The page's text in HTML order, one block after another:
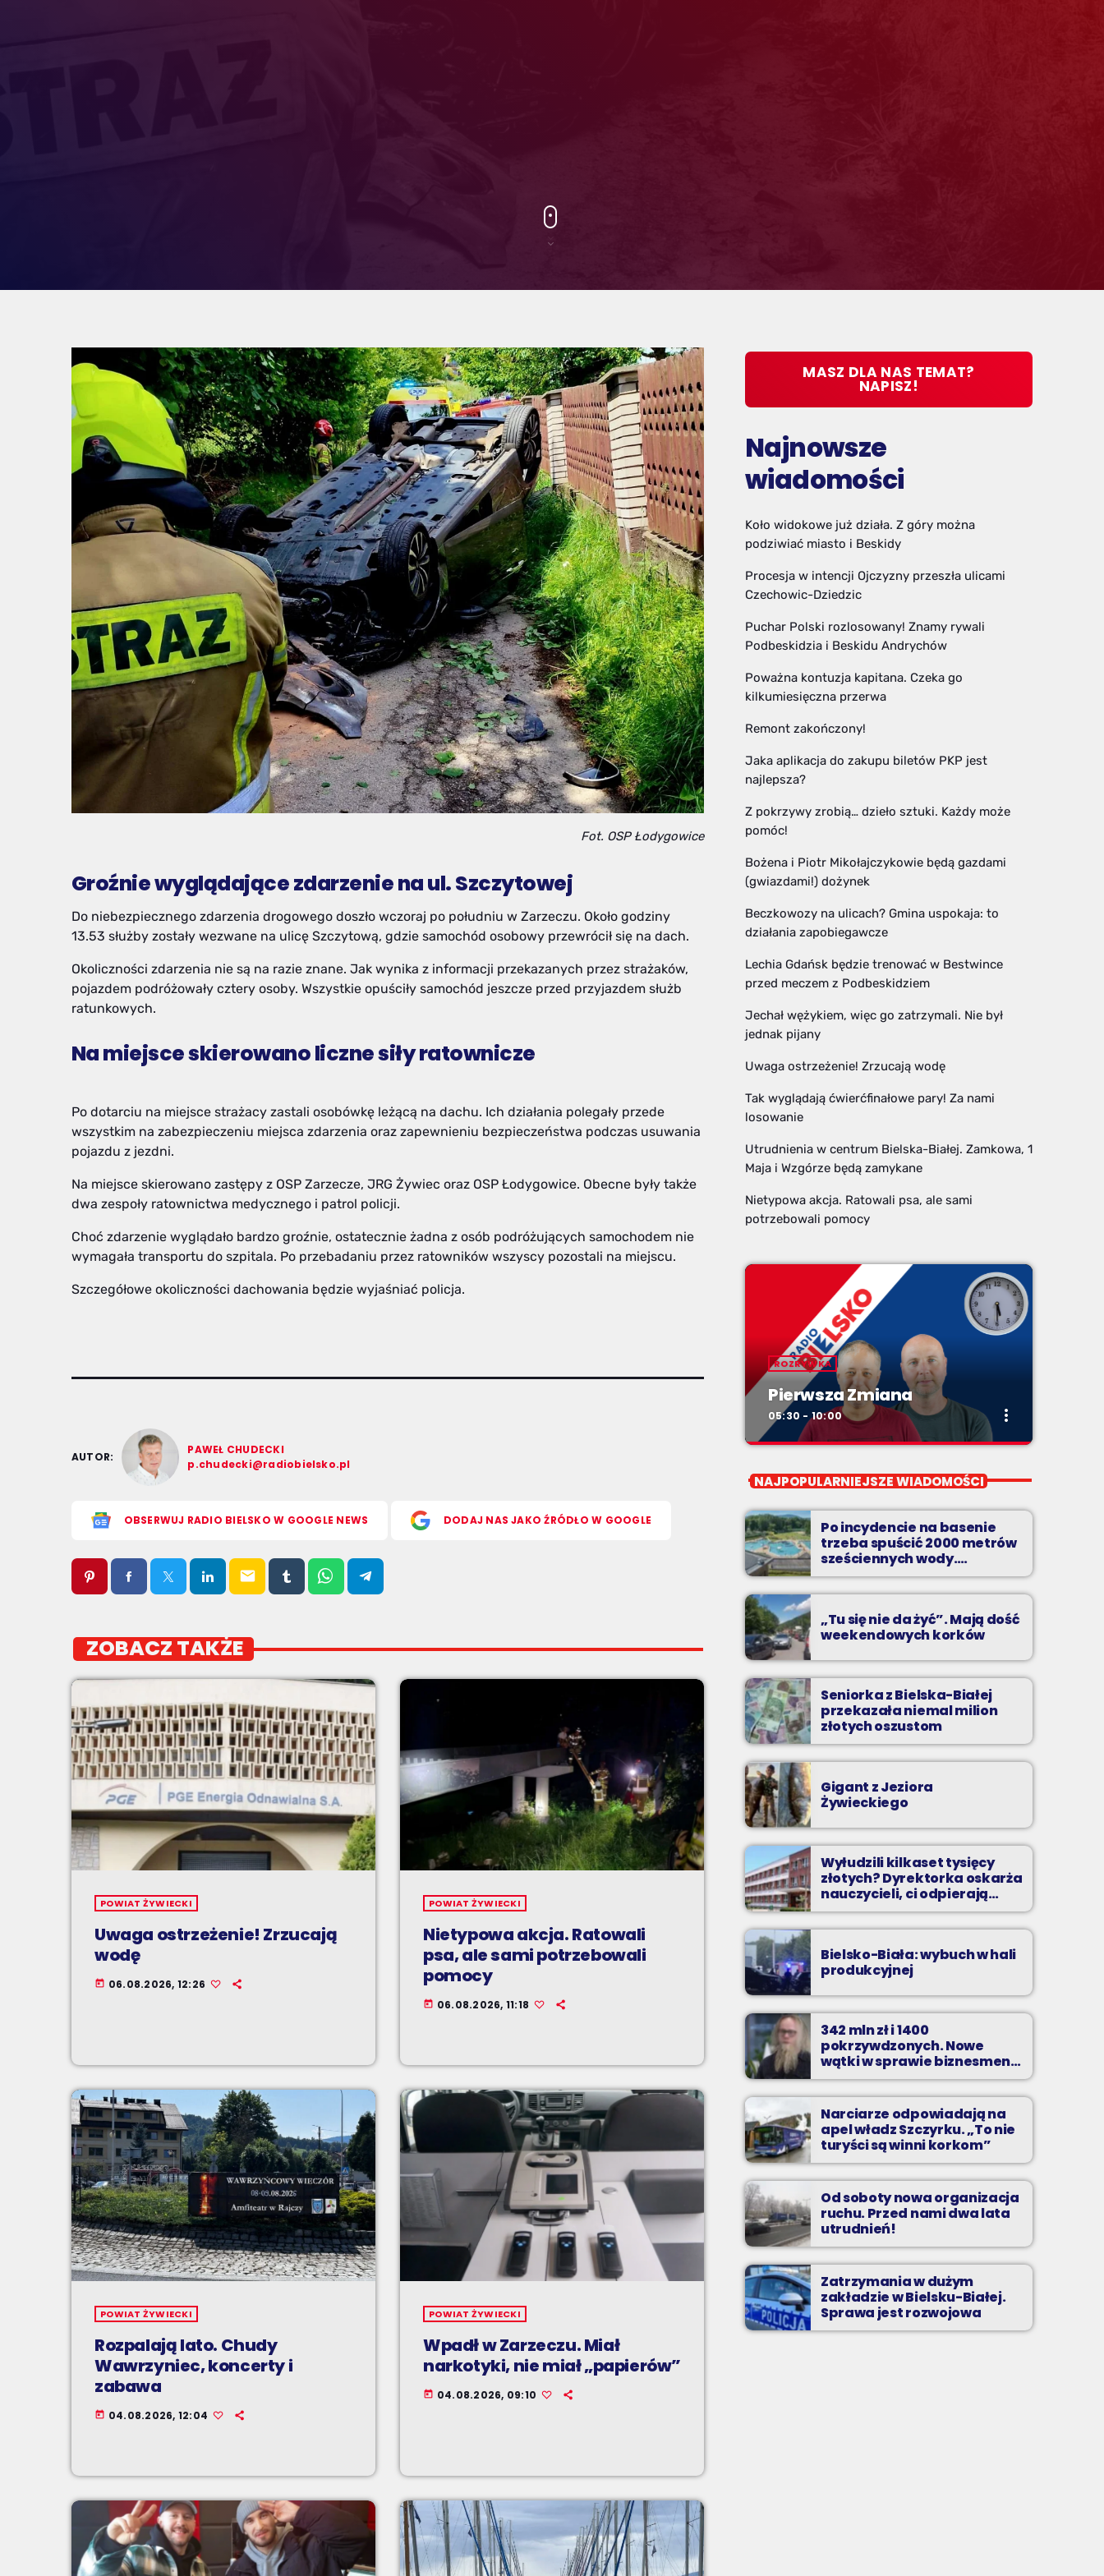
Fot. OSP Łodygowice
Groźnie wyglądające zdarzenie na ul. Szczytowej
Do niebezpiecznego zdarzenia drogowego doszło wczoraj po południu w Zarzeczu. Około godziny
13.53 służby zostały wezwane na ulicę Szczytową, gdzie samochód osobowy przewrócił się na dach.
Okoliczności zdarzenia nie są na razie znane. Jak wynika z informacji przekazanych przez strażaków,
pojazdem podróżowały cztery osoby. Wszystkie opuściły samochód jeszcze przed przyjazdem służb
ratunkowych.
Na miejsce skierowano liczne siły ratownicze
Po dotarciu na miejsce strażacy zastali osobówkę leżącą na dachu. Ich działania polegały przede
wszystkim na zabezpieczeniu miejsca zdarzenia oraz zapewnieniu bezpieczeństwa podczas usuwania
pojazdu z jezdni.
Na miejsce skierowano zastępy z OSP Zarzecze, JRG Żywiec oraz OSP Łodygowice. Obecne były także
dwa zespoły ratownictwa medycznego i patrol policji.
Choć zdarzenie wyglądało bardzo groźnie, ostatecznie żadna z osób podróżujących samochodem nie
wymagała transportu do szpitala. Po przebadaniu przez ratowników wszyscy pozostali na miejscu.
Szczegółowe okoliczności dachowania będzie wyjaśniać policja.
AUTOR:
PAWEŁ CHUDECKI
p.chudecki@radiobielsko.pl
OBSERWUJ RADIO BIELSKO W GOOGLE NEWS DODAJ NAS JAKO ŹRÓDŁO W GOOGLE
email
ZOBACZ TAKŻE
POWIAT ŻYWIECKI
Uwaga ostrzeżenie! Zrzucają
wodę
today 06.08.2026, 12:26
POWIAT ŻYWIECKI
Nietypowa akcja. Ratowali
psa, ale sami potrzebowali
pomocy
today 06.08.2026, 11:18
POWIAT ŻYWIECKI
Rozpalają lato. Chudy
Wawrzyniec, koncerty i
zabawa
today 04.08.2026, 12:04
POWIAT ŻYWIECKI
Wpadł w Zarzeczu. Miał
narkotyki, nie miał „papierów”
today 04.08.2026, 09:10
MASZ DLA NAS TEMAT?
NAPISZ!
Najnowsze
wiadomości
Koło widokowe już działa. Z góry można
podziwiać miasto i Beskidy
Procesja w intencji Ojczyzny przeszła ulicami
Czechowic-Dziedzic
Puchar Polski rozlosowany! Znamy rywali
Podbeskidzia i Beskidu Andrychów
Poważna kontuzja kapitana. Czeka go
kilkumiesięczna przerwa
Remont zakończony!
Jaka aplikacja do zakupu biletów PKP jest
najlepsza?
Z pokrzywy zrobią… dzieło sztuki. Każdy może
pomóc!
Bożena i Piotr Mikołajczykowie będą gazdami
(gwiazdami!) dożynek
Beczkowozy na ulicach? Gmina uspokaja: to
działania zapobiegawcze
Lechia Gdańsk będzie trenować w Bestwince
przed meczem z Podbeskidziem
Jechał wężykiem, więc go zatrzymali. Nie był
jednak pijany
Uwaga ostrzeżenie! Zrzucają wodę
Tak wyglądają ćwierćfinałowe pary! Za nami
losowanie
Utrudnienia w centrum Bielska-Białej. Zamkowa, 1
Maja i Wzgórze będą zamykane
Nietypowa akcja. Ratowali psa, ale sami
potrzebowali pomocy
ROZRYWKA
Pierwsza Zmiana
05:30 - 10:00 more_vert
Pierwsza Zmiana
Codziennie od poniedziałku do piątku od 5:30
do 10.
NAJPOPULARNIEJSZE WIADOMOŚCI
Po incydencie na basenie
trzeba spuścić 2000 metrów
sześciennych wody.
„Ogromne koszty i ogromna
praca”
„Tu się nie da żyć”. Mają dość
weekendowych korków
Seniorka z Bielska-Białej
przekazała niemal milion
złotych oszustom
Gigant z Jeziora
Żywieckiego
Wyłudzili kilkaset tysięcy
złotych? Dyrektorka oskarża
nauczycieli, ci odpierają
zarzuty
Bielsko-Biała: wybuch w hali
produkcyjnej
342 mln zł i 1400
pokrzywdzonych. Nowe
wątki w sprawie biznesmena
z Bielska-Białej
Narciarze odpowiadają na
apel władz Szczyrku. „To nie
turyści są winni korkom”
Od soboty nowa organizacja
ruchu. Przed nami dwa lata
utrudnień!
Zatrzymania w dużym
zakładzie w Bielsku-Białej.
Sprawa jest rozwojowa